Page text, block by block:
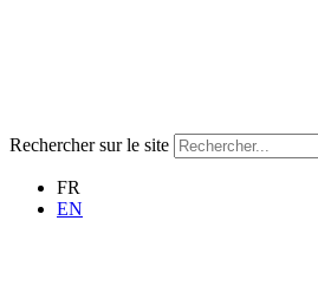
Rechercher sur le site
FR
EN